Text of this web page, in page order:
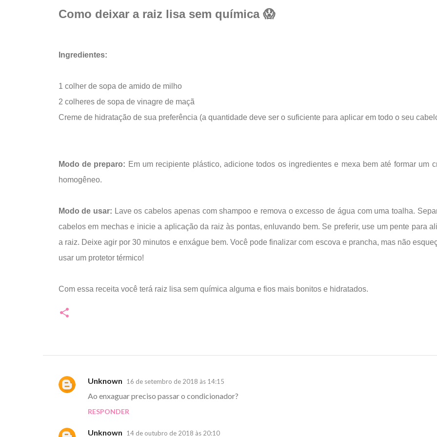
Como deixar a raiz lisa sem química 😱
Ingredientes:
1 colher de sopa de amido de milho
2 colheres de sopa de vinagre de maçã
Creme de hidratação de sua preferência (a quantidade deve ser o suficiente para aplicar em todo o seu
Modo de preparo: Em um recipiente plástico, adicione todos os ingredientes e mexa bem até formar um
homogêneo.
Modo de usar: Lave os cabelos apenas com shampoo e remova o excesso de água com uma toalha.
cabelos em mechas e inicie a aplicação da raiz às pontas, enluvando bem. Se preferir, use um pente para
a raiz. Deixe agir por 30 minutos e enxágue bem. Você pode finalizar com escova e prancha, mas não
usar um protetor térmico!
Com essa receita você terá raiz lisa sem química alguma e fios mais bonitos e hidratados.
C
e
Unknown 16 de setembro de 2018 às 14:15
Ao enxaguar preciso passar o condicionador?
RESPONDER
Unknown 14 de outubro de 2018 às 20:10